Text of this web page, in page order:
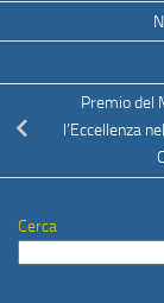
Premio del
l’Eccellenza
Cerca